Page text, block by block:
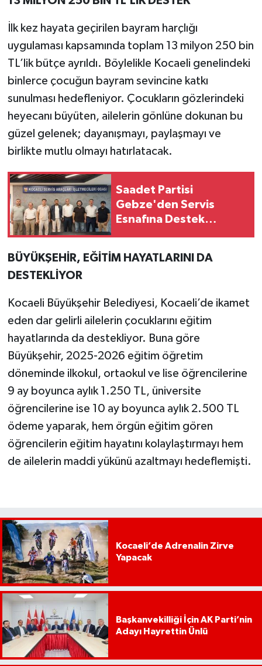
İlk kez hayata geçirilen bayram harçlığı
uygulaması kapsamında toplam 13 milyon 250 bin
TL’lik bütçe ayrıldı. Böylelikle Kocaeli genelindeki
binlerce çocuğun bayram sevincine katkı
sunulması hedefleniyor. Çocukların gözlerindeki
heyecanı büyüten, ailelerin gönlüne dokunan bu
güzel gelenek; dayanışmayı, paylaşmayı ve
birlikte mutlu olmayı hatırlatacak.
Saadet Partisi
Gebze'den Servis
Esnafına Destek
BÜYÜKŞEHİR, EĞİTİM HAYATLARINI DA
DESTEKLİYOR
Kocaeli Büyükşehir Belediyesi, Kocaeli’de ikamet
eden dar gelirli ailelerin çocuklarını eğitim
hayatlarında da destekliyor. Buna göre
Büyükşehir, 2025-2026 eğitim öğretim
döneminde ilkokul, ortaokul ve lise öğrencilerine
9 ay boyunca aylık 1.250 TL, üniversite
öğrencilerine ise 10 ay boyunca aylık 2.500 TL
ödeme yaparak, hem örgün eğitim gören
öğrencilerin eğitim hayatını kolaylaştırmayı hem
de ailelerin maddi yükünü azaltmayı hedeflemişti.
Kocaeli’de Adrenalin Zirve
Yapacak
Başkanvekilliği İçin AK Parti’nin
Adayı Hayrettin Ünlü